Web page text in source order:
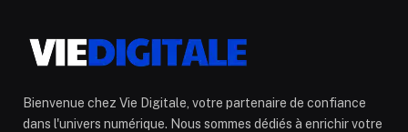
Bienvenue chez Vie Digitale, votre partenaire de confiance
dans l'univers numérique. Nous sommes dédiés à enrichir votre